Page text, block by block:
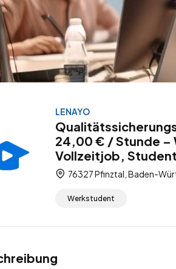
LENAYO
24,00 € / Stunde –
Vollzeitjob,
76327 Pfinztal, Baden-
Werkstudent